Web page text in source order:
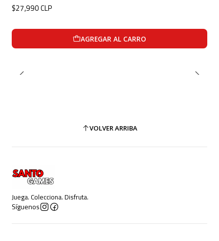
$27,990 CLP
AGREGAR AL CARRO
VOLVER ARRIBA
Juega. Colecciona. Disfruta.
Síguenos